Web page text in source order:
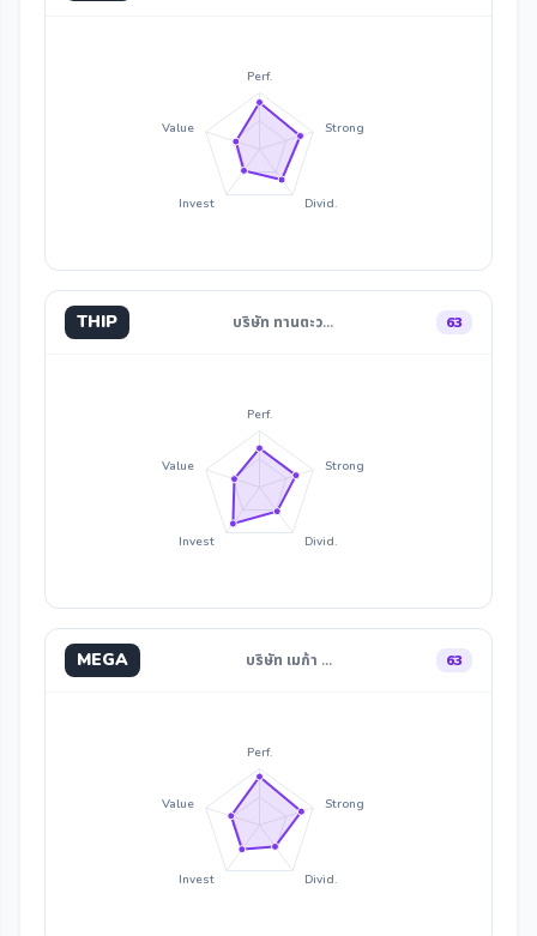
Perf.
Strong
Divid.
Invest
Value
THIP บริษัท ทานตะว… 63
Perf.
Strong
Divid.
Invest
Value
MEGA บริษัท เมก้า … 63
Perf.
Strong
Divid.
Invest
Value